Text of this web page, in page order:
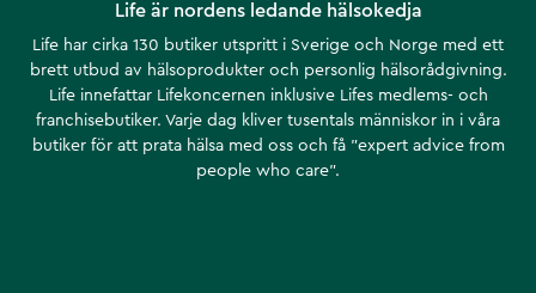
Life är nordens ledande hälsokedja
Life har cirka 130 butiker utspritt i Sverige och Norge med ett
brett utbud av hälsoprodukter och personlig hälsorådgivning.
Life innefattar Lifekoncernen inklusive Lifes medlems- och
franchisebutiker. Varje dag kliver tusentals människor in i våra
butiker för att prata hälsa med oss och få ”expert advice from
people who care”.